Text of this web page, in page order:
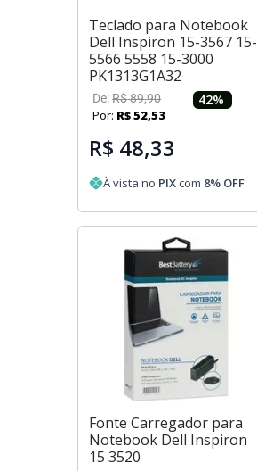
Teclado para Notebook
Dell Inspiron 15-3567 15-
5566 5558 15-3000
PK1313G1A32
De:R$89,90 42%
Por: R$52,53
R$ 48,33
À vista no PIXcom 8% OFF
Fonte Carregador para
Notebook Dell Inspiron
15 3520